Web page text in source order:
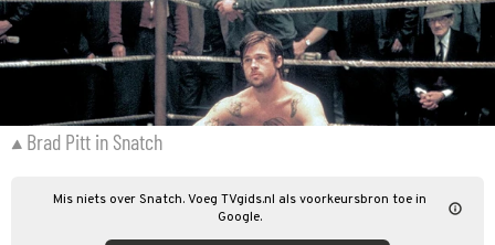
Brad Pitt in Snatch
Mis niets over Snatch. Voeg TVgids.nl als voorkeursbron toe in
Google.